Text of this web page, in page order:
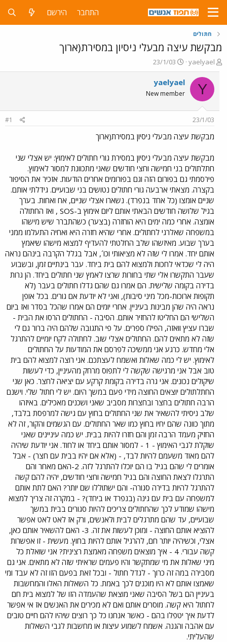
התחבר הירשם
חתולים
מבקשת עיצה מבעלי ניסיון במסירת(ארוך
פ
ו
ת
ח
ה
ש
א
yaelyael
פ
ו
ר
ס
ם
ר
23/1/03
Y
yaelyael
New member
23/1/03
#1
מבקשת עיצה מבעלי ניסיון במסירת(ארוך
מבקשת עיצה מבעלי ניסיון במסירת גורי חתולים לאימוץ: יש אצלי שני
חתלתולים בני חמישה וחצי חודשים שאני מתכוונת למסור לאימוץ.
פירסמתי גם בפורום הזה וגם בפורומים אחרים הודעות. אזכיר את הסיפור
בקצרה. מצאתי ארבעה גורי חתולים נטושים בני שבועיים. גידלתי אותם.
שניים אומצו (כל אחד בנפרד). נשארו אצלי שניים, אח ואחות. בערך
בגיל שלושה חודשים הבאתי אותם ליום אימוץ ב-SOS , ואז החתולה
אומצה. אחרי כמה ימים היא הוחזרה (בצער) כשהתברר שיש מישהו
במשפחה שאלרגי לחתולים. אחרי שהיא חזרה היא ואחיה התעלמו ממני
בערך שבוע. מאיזשהו שלב החלטתי להעדיף למצוא מישהו שיאמץ
אותם יחד. אמרו לי שזה לא מציאותי וכו´, אבל בגלל הקרבה בינהם נראה
היה לי שכדאי לחכות ולמצוא להם בית ביחד. עבר בינתיים זמן, ובשבוע
שעבר התקשרו אלי שתי בחורות שרצו לאמץ שני חתולים ביחד. הן גרות
בדירה בקומה שלישית. הם אמרו גם שהם גדלו חתולים בעבר (לא
תקופות ארוכות-מכל מיני סיבות), ואני לא יודעת אם גורים. בכל אופן
נראה היה שהן מבינות בעיניין. אחרי יומים הם אמרו שהכל בסדר ואז ביום
השלישי הם החליטו להחזיר אותם. הסיבה - החתולים הרסו את הבית -
שברו עציץ וואזה, הפילו ספרים. על פי התגובה שלהם היה ברור גם לי
שזה לא מתאים להם. החתולים אצלי שוב. לחתולה לקח יומיים להתרגל
אלי מחדש. כרגע אני ממשיכה לפרסם את המודעות על החתולים
לאימוץ. יש לי כמה שאלות ואשמח לעצתכם. אני רוצה למצוא להם בית
טוב אבל אני מרגישה שקשה לי לתפוס מרחק מהעיניין, כדי לעשות
שיקולים נכונים. אני גרה בדירה בקומת קרקע עם יציאה לחצר. כאן שני
החתלתולים יוצאים החוצה מידי פעם במשך היום. יש לי חתול שלי. וישנם
הרבה חתולים בחצר ובחצרות מסביב שאני ושכנים מאכילים. באיזהו
שלב ניסיתי להשאיר את שני החתולים בחוץ עם גישה למרפסת בלבד,
מתוך כוונה שהם יחיו בחוץ כמו שאר החתולים. עם הגשמים והקור, זה לא
החזיק מעמד הרבה זמן והם חזרו להיות בבית. יש כמה עיניינים שאני
שוקלת לגבי האימוץ - 1 - למסור אותם ביחד או לחוד. אני יודעת שיהיה
להם מאוד משעמם להיות לבד, - (אלא אם יהיו בבית עם חצר) - אבל
אומרים לי שהם בגיל בו הם יוכלו להתרגל לזה. 2-האם מאחר והם
התרגלו לצאת החוצה והם בגיל חמישה וחצי חודשים, יהיה להם קשה
להתרגל להיות בדירה סגורה- והם ישתוללו שם יותר? האם לתת אותם
למשפחה עם בית עם גינה (בנפרד או ביחד)? - במקרה זה צריך למצוא
מישהו שמודע לכך שהחתולים צריכים להיות סגורים בבית במשך
שבועיים, עד שהם מתרגלים לבית ולאנשים, ורק אז לאט לאט אפשר
להוציא אותם החוצה - ומוכן לעשות את זה. 3- האם להשאיר אותם כאן,
אצלי, וכשיהיה יותר חם, להרגיל אותם להיות בחוץ. מעשית - זו אפשרות
קשה עבורי. 4 - איך מוצאים משפחה מאמצת רצינית? אני שואלת כל
מיני שאלות את מי שמתקשר והיו פעמים שראיתי שזה לא מתאים. אני גם
מסבירה במה זה כרוך - לגדל חתול - ובכל זאת בפעם הזו זה לא עבד ומי
שאמצו אותם לא היו מוכנים לכך באמת. כל השאלות האלו והמחשבות
בעיניין הם בשל הסיבה שאני מוצאת שהעמדה הזו של למצוא בית חם
לחתול היא קשה. מוסרים אותם ואם לא מכירים את האנשים אז אי אפשר
לדעת איך יטפלו בהם - כאשר אנחנו כל כך רוצים שיהיו להם חיים טובים
עם אהבה והגנה. אשמח לשמוע עיצות או מחשבות לגבי השאלות
שהעליתי.